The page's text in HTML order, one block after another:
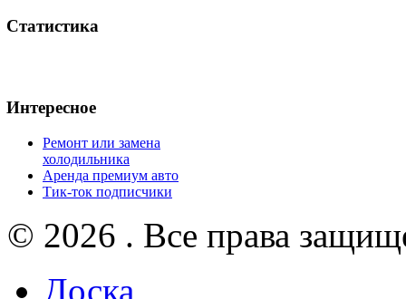
Статистика
Интересное
Ремонт или замена
холодильника
Аренда премиум авто
Тик-ток подписчики
© 2026 . Все права
Доска